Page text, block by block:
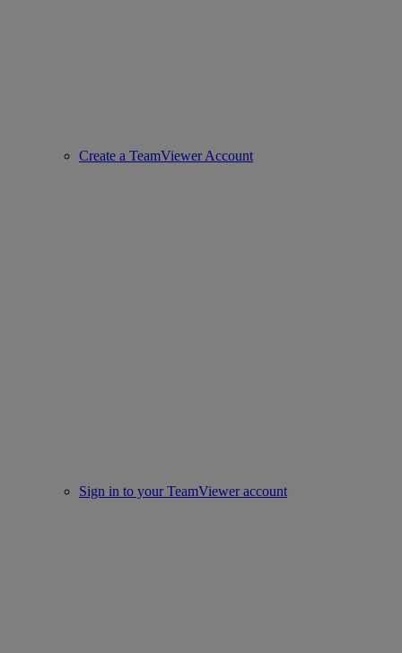
Create a TeamViewer Account
Sign in to your TeamViewer account